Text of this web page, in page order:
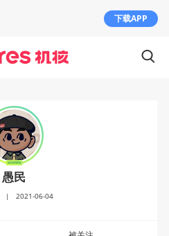
愚民
| 2021-06-04
下载APP